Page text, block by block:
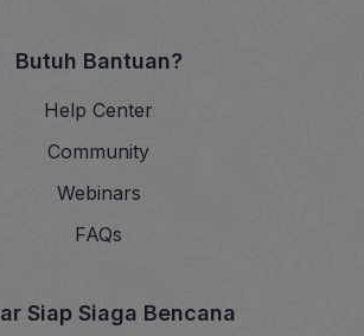
Butuh Bantuan?
Help Center
Community
Webinars
FAQs
Siap Siaga Bencana